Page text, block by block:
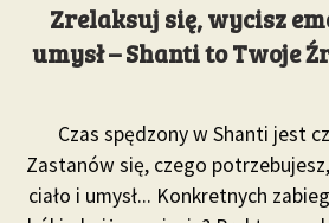
Zrelaksuj się, wycisz
umysł – Shanti to Twoje
Czas spędzony w Shanti jest
Zastanów się, czego
ciało i umysł... Konkretnych